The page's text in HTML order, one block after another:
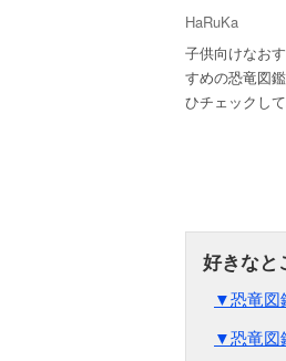
HaRuKa
子供向けなお
すめの恐竜図
ひチェックし
▼恐竜図
▼恐竜図